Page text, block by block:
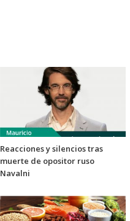
Reacciones y silencios tras
muerte de opositor ruso
Navalni